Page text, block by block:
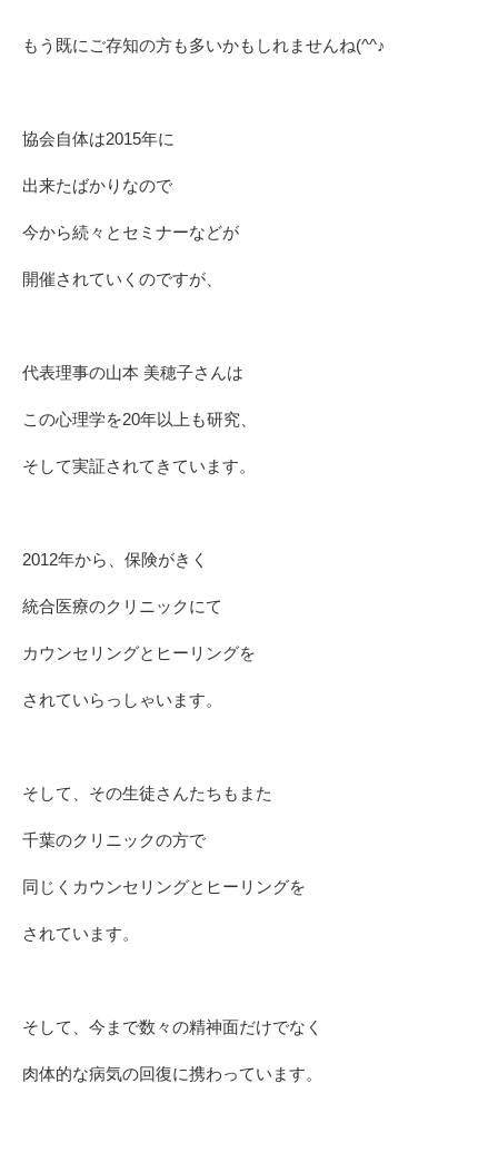
もう既にご存知の方も多いかもしれませんね(^^♪
協会自体は2015年に
出来たばかりなので
今から続々とセミナーなどが
開催されていくのですが、
代表理事の山本 美穂子さんは
この心理学を20年以上も研究、
そして実証されてきています。
2012年から、保険がきく
統合医療のクリニックにて
カウンセリングとヒーリングを
されていらっしゃいます。
そして、その生徒さんたちもまた
千葉のクリニックの方で
同じくカウンセリングとヒーリングを
されています。
そして、今まで数々の精神面だけでなく
肉体的な病気の回復に携わっています。